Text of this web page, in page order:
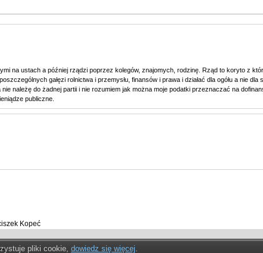
pliki cookie, dowiedz się więcej.
na ustach a później rządzi poprzez kolegów, znajomych, rodzinę. Rząd to koryto z
gałęzi rolnictwa i przemysłu, finansów i prawa i działać dla ogółu a nie dla
należę do żadnej partii i nie rozumiem jak można moje podatki przeznaczać na
publiczne.
Kopeć